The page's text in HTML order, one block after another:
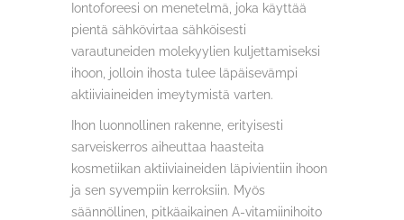
Iontoforeesi on menetelmä, joka käyttää
pientä sähkövirtaa sähköisesti
varautuneiden molekyylien kuljettamiseksi
ihoon, jolloin ihosta tulee läpäisevämpi
aktiiviaineiden imeytymistä varten.
Ihon luonnollinen rakenne, erityisesti
sarveiskerros aiheuttaa haasteita
kosmetiikan aktiiviaineiden läpivientiin ihoon
ja sen syvempiin kerroksiin. Myös
säännöllinen, pitkäaikainen A-vitamiinihoito